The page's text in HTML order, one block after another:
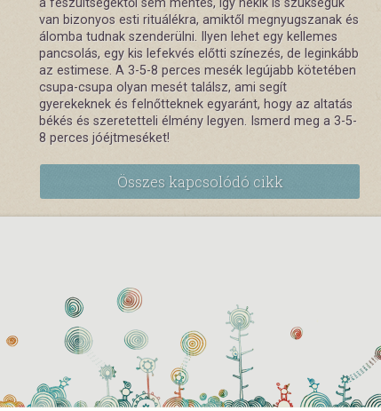
a feszültségektől sem mentes, így nekik is szükségük
van bizonyos esti rituálékra, amiktől megnyugszanak és
álomba tudnak szenderülni. Ilyen lehet egy kellemes
pancsolás, egy kis lefekvés előtti színezés, de leginkább
az estimese. A 3-5-8 perces mesék legújabb kötetében
csupa-csupa olyan mesét találsz, ami segít
gyerekeknek és felnőtteknek egyaránt, hogy az altatás
békés és szeretetteli élmény legyen. Ismerd meg a 3-5-
8 perces jóéjtmeséket!
Összes kapcsolódó cikk